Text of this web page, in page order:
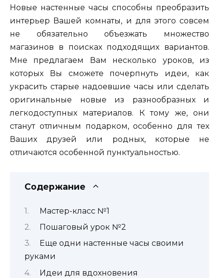
Новые настенные часы способны преобразить
интерьер Вашей комнаты, и для этого совсем
не обязательно объезжать множество
магазинов в поисках подходящих вариантов.
Мне предлагаем Вам несколько уроков, из
которых Вы сможете почерпнуть идеи, как
украсить старые надоевшие часы или сделать
оригинальные новые из разнообразных и
легкодоступных материалов. К тому же, они
станут отличным подарком, особенно для тех
Ваших друзей или родных, которые не
отличаются особенной пунктуальностью.
Содержание
Мастер-класс №1
Пошаговый урок №2
Еще одни настенные часы своими
руками
Идеи для вдохновения